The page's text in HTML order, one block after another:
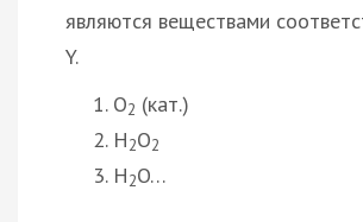
являются веществами
Y.
O2 (кат.)
H2O2
H2O…